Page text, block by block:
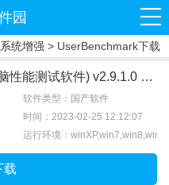
园
系统增强 > UserBenchmark下载
UserBenchmark(电脑性能测试软件) v2.9.1.0 官方版
软件类型：国产软件
时间：2023-02-25 12:12:07
运行环境：
载